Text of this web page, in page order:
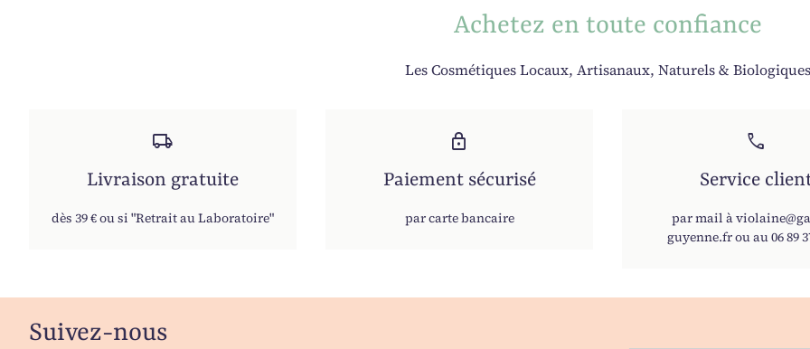
Achetez en toute confiance
Les Cosmétiques Locaux, Artisanaux, Naturels & Biologiques
local_shipping
Livraison gratuite
dès 39 € ou si "Retrait au Laboratoire"
lock
Paiement sécurisé
par carte bancaire
phone
Service
par mail à
guyenne.fr ou au 06 89
Suivez-nous